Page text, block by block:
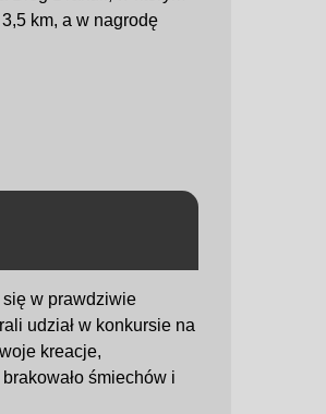
km, a w nagrodę
się w prawdziwie
udział w konkursie na
kreacje,
śmiechów i